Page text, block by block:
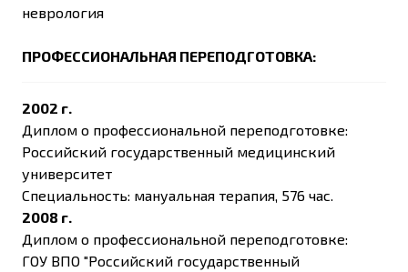
неврология
ПРОФЕССИОНАЛЬНАЯ ПЕРЕПОДГОТОВКА:
2002 г.
Диплом о профессиональной переподготовке:
Российский государственный медицинский
университет
Специальность: мануальная терапия, 576 час.
2008 г.
Диплом о профессиональной переподготовке:
ГОУ ВПО "Российский государственный